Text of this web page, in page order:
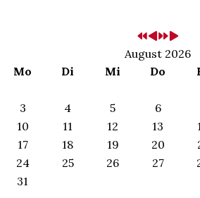
August 2026
Mo
Di Mi Do
3
4 5 6
10
11 12 13
17
18 19 20
24
25 26 27
31